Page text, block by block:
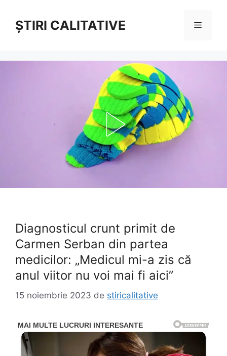
conținutȘTIRI CALITATIVE Meniu
Diagnosticul crunt primit de
Carmen Serban din partea
medicilor: „Medicul mi-a zis că
anul viitor nu voi mai fi aici”
15 noiembrie 2023 de stiricalitative